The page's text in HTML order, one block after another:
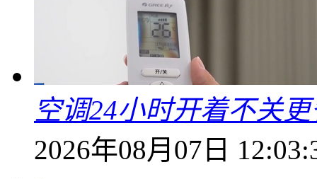
空调24小时开着不关
2026年08月07日